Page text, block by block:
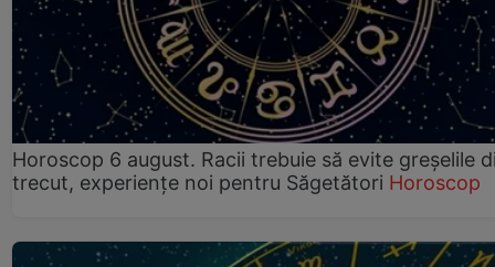
Horoscop 6 august. Racii trebuie să evite greșelile
trecut, experiențe noi pentru Săgetători Horoscop